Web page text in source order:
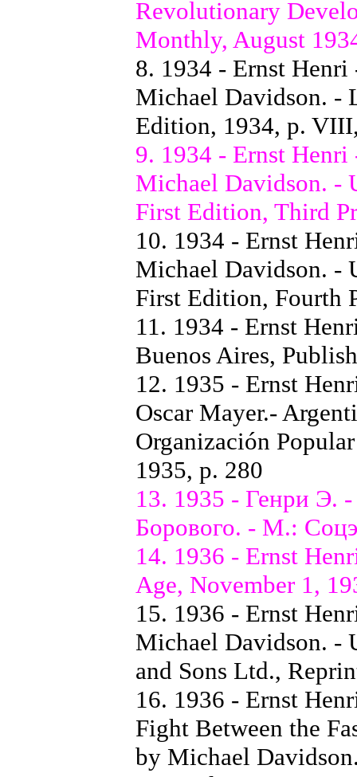
Revolutionary
Monthly, August
8. 1934 - Ernst
Michael Davidson. -
Edition, 1934, p.
9. 1934 - Ernst
Michael Davidson. -
First Edition, Third
10. 1934 - Ernst
Michael Davidson. -
First Edition, Fourth
11. 1934 - Ernst
Buenos Aires,
12. 1935 - Ernst
Oscar Mayer.-
Organización
1935, p. 280
13. 1935 - Генри Э.
Борового. - М.:
14. 1936 - Ernst
Age, November 1,
15. 1936 - Ernst
Michael Davidson. -
and Sons Ltd.,
16. 1936 - Ernst
Fight Between the
by Michael